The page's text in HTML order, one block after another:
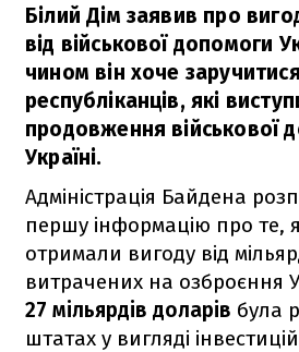
Білий Дім заявив про
від військової допомоги
чином він хоче
республіканців, які
продовження військової
Україні.
Адміністрація Байдена
першу інформацію про те,
отримали вигоду від
витрачених на озброєння
27 мільярдів доларів була
штатах у вигляді